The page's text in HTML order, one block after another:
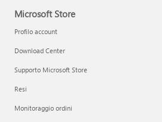
Microsoft Store
Profilo account
Download Center
Supporto Microsoft Store
Resi
Monitoraggio ordini